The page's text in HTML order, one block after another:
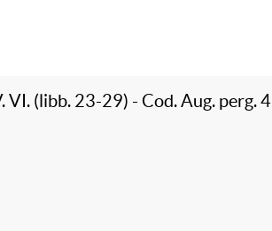
VI. (libb. 23-29) - Cod. Aug. perg. 4